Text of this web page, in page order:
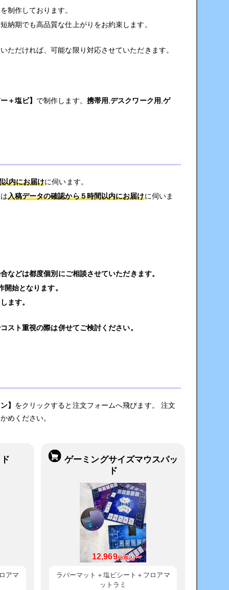
制作しております。
納期でも高品質な仕上がりをお約束します。
ただければ、可能な限り対応させていただきます。
＋塩ビ】 で制作します。 携帯用 ,デスクワーク用 ゲ
内にお届けに伺います。
入稿データの確認から５時間以内にお届けに伺いま
どは都度個別にご相談させていただきます。
始となります。
ます。
ト重視の際は併せてご検討ください。
】 をクリックすると注文フォームへ飛びます。 注文
めください。
アマ
ゲーミングサイズマウスパッ
ド
12,969円(税込)～
ラバーマット＋塩ビシート＋フロアマ
ットラミ